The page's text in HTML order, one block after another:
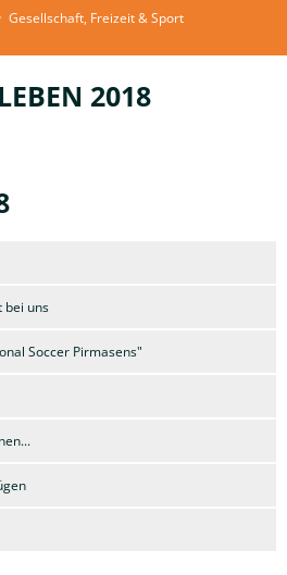
Gesellschaft, Freizeit & Sport
2018
bei uns
Soccer Pirmasens"